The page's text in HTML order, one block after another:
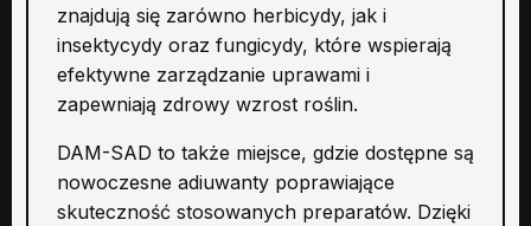
znajdują się zarówno herbicydy, jak i
insektycydy oraz fungicydy, które wspierają
efektywne zarządzanie uprawami i
zapewniają zdrowy wzrost roślin.
DAM-SAD to także miejsce, gdzie dostępne są
nowoczesne adiuwanty poprawiające
skuteczność stosowanych preparatów. Dzięki